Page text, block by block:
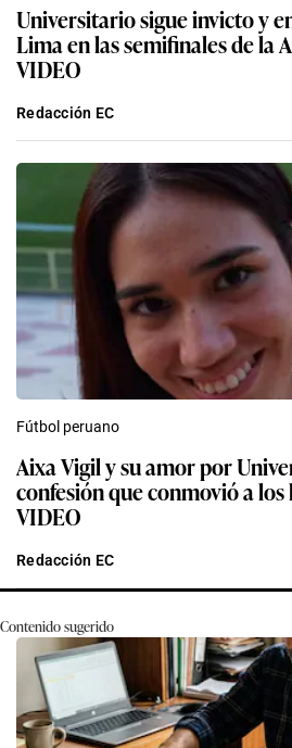
Universitario sigue invicto y
Lima en las semifinales de la
VIDEO
Redacción EC
Fútbol peruano
Aixa Vigil y su amor por
confesión que conmovió a los
VIDEO
Redacción EC
Contenido sugerido